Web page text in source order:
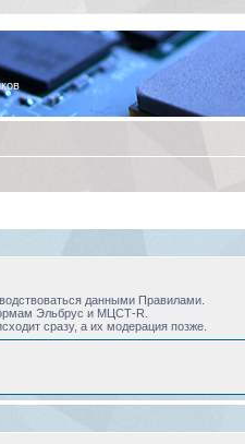
данными Правилами.
Эльбрус и МЦСТ-R.
сразу, а их модерация позже.